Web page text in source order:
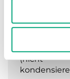
Schutzart
(nicht